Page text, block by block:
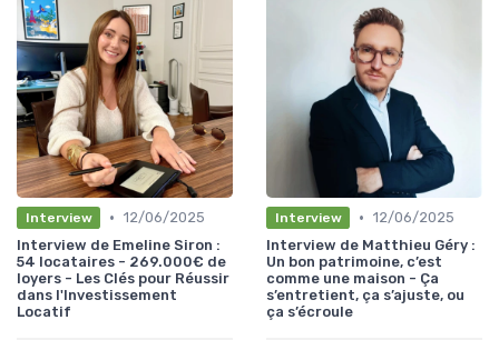
Interview • 12/06/2025
Interview de Emeline Siron :
54 locataires - 269.000€ de
loyers - Les Clés pour Réussir
dans l'Investissement
Locatif
Interview • 12/06/2025
Interview de Matthieu Géry :
Un bon patrimoine, c’est
comme une maison - Ça
s’entretient, ça s’ajuste, ou
ça s’écroule